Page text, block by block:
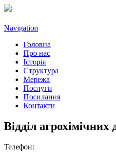
Navigation
Головна
Про нас
Історія
Структура
Мережа
Послуги
Посилання
Контакти
Відділ агрохімічних
Телефон: